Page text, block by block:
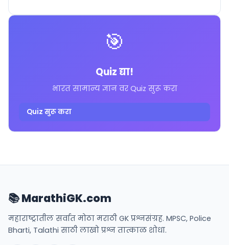
🎯
Quiz द्या!
भारत सामान्य ज्ञान वर Quiz सुरू करा
Quiz सुरू करा
📚 MarathiGK.com
महाराष्ट्रातील सर्वात मोठा मराठी GK प्रश्नसंग्रह. MPSC, Police
Bharti, Talathi साठी लाखो प्रश्न तात्काळ शोधा.